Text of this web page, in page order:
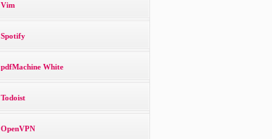
Vim
Spotify
pdfMachine White
Todoist
OpenVPN